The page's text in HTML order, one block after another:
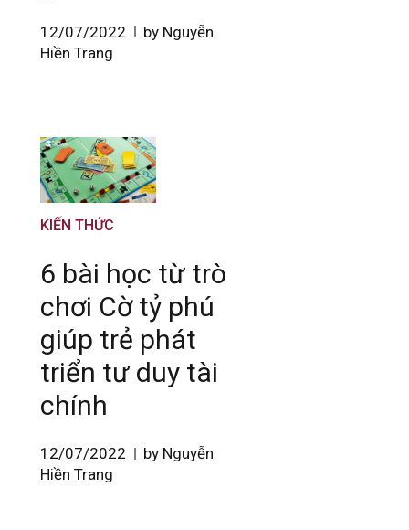
12/07/2022
by Nguyễn
Hiền Trang
KIẾN THỨC
6 bài học từ trò
chơi Cờ tỷ phú
giúp trẻ phát
triển tư duy tài
chính
12/07/2022
by Nguyễn
Hiền Trang